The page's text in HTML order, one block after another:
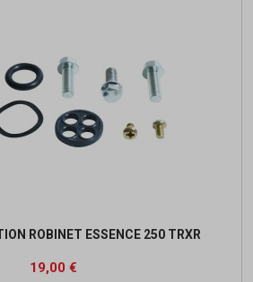
ROBINET ESSENCE 250 TRXR
Prix
19,00 €